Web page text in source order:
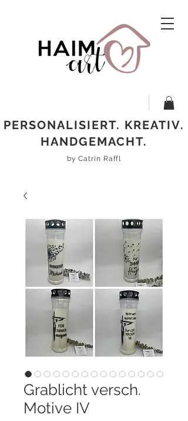
PERSONALISIERT. KREATIV.
HANDGEMACHT.
by Catrin Raffl
Grablicht versch.
Motive IV